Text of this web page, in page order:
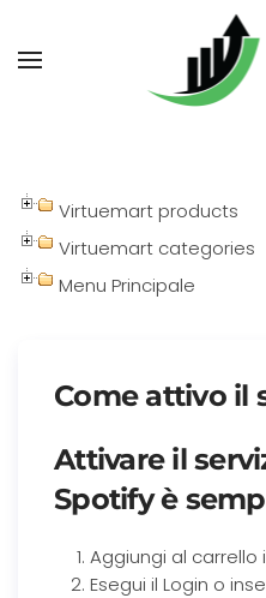
Virtuemart products
Virtuemart categories
Menu Principale
Come attivo il
Attivare il
Spotifyè
Aggiungi al carrello
Esegui il Login o